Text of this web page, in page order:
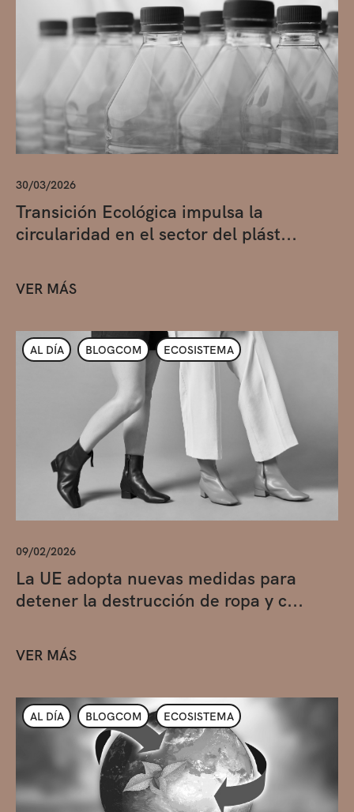
30/03/2026
Transición Ecológica impulsa la
circularidad en el sector del plást...
VER MÁS
AL DÍA BLOGCOM ECOSISTEMA
09/02/2026
La UE adopta nuevas medidas para
detener la destrucción de ropa y c...
VER MÁS
AL DÍA BLOGCOM ECOSISTEMA